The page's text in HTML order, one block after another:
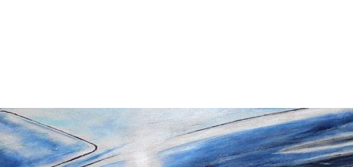
Echtheit von BewertungenEnable Cookies